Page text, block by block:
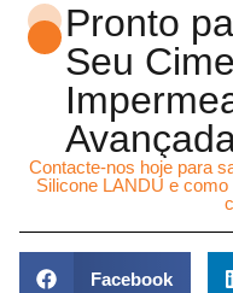
Pronto
Seu
Contacte-nos hoje para
Silicone LANDU e
Facebook